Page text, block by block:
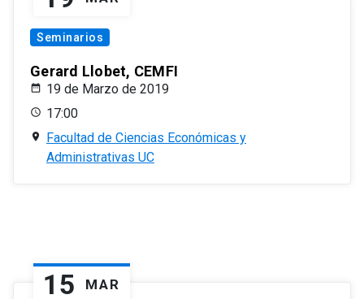
Seminarios
Gerard Llobet, CEMFI
19 de Marzo de 2019
17:00
Facultad de Ciencias Económicas y
Administrativas UC
15 MAR